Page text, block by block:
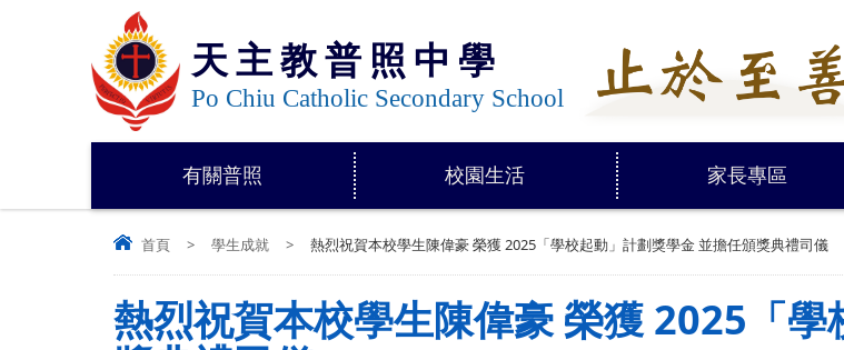
天主教普照中學
Po Chiu Catholic Secondary School
有關普照 校園生活 家長專區
首頁 > 學生成就 > 熱烈祝賀本校學生陳偉豪 榮獲 2025「學校起動」計劃獎學金 並擔任頒獎典禮司儀
熱烈祝賀本校學生陳偉豪 榮獲 2025「